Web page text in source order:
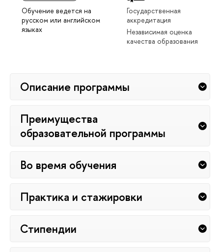
Обучение ведется на
русском или английском
языках
Государственная
аккредитация
Независимая оценка
качества образования
Описание программы
Преимущества
образовательной программы
Во время обучения
Практика и стажировки
Стипендии